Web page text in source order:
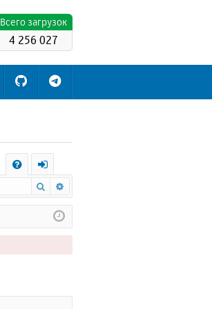
Всего загрузок
4 256 027
Q
х
о
д
Поиск